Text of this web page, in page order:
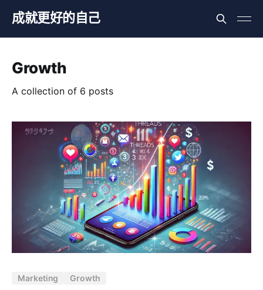
成就更好的自己
Growth
A collection of 6 posts
Marketing Growth